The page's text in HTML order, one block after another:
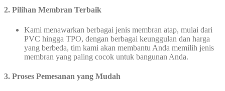
2. Pilihan Membran Terbaik
Kami menawarkan berbagai jenis membran atap, mulai dari
PVC hingga TPO, dengan berbagai keunggulan dan harga
yang berbeda, tim kami akan membantu Anda memilih jenis
membran yang paling cocok untuk bangunan Anda.
3. Proses Pemesanan yang Mudah